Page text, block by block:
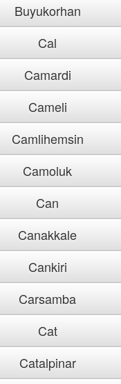
Buyukorhan
Cal
Camardi
Cameli
Camlihemsin
Camoluk
Can
Canakkale
Cankiri
Carsamba
Cat
Catalpinar